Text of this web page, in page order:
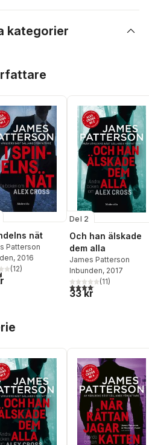
kategorier
nät
Patterson
, 2016
5 stjärnor. Totalt antal röster:
(12)
Del 2
Och han älskade
dem alla
James Patterson
Inbunden, 2017
4,1utav 5 stjärnor.
(11)
33 kr